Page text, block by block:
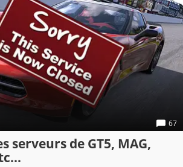
67
serveurs de GT5, MAG,